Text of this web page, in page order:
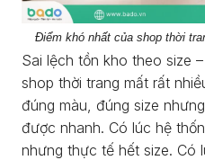
Điểm khó nhất của shop thời
Sai lệch tồn kho theo size
shop thời trang mất rất
đúng màu, đúng size
được nhanh. Có lúc hệ
nhưng thực tế hết size. Có